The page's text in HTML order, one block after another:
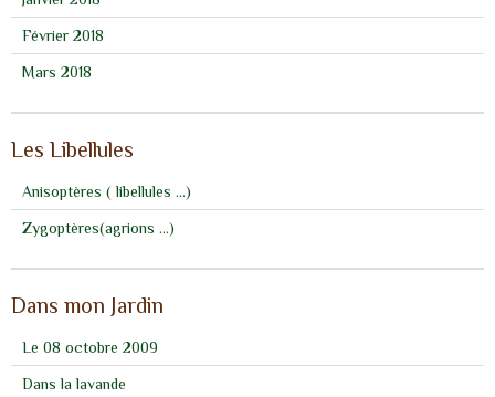
Février 2018
Mars 2018
Les Libellules
Anisoptères ( libellules ...)
Zygoptères(agrions ...)
Dans mon Jardin
Le 08 octobre 2009
Dans la lavande